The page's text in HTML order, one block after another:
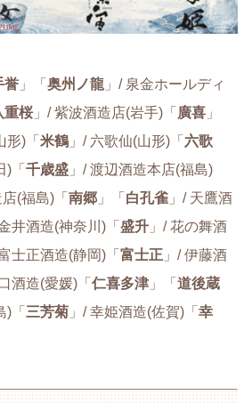
誉 」「 奥州ノ龍 」/ 泉金ホールディ
重桜」/ 紫波酒造店(岩手)「 廣喜 」
形)「 米鶴 」/ 六歌仙(山形)「 六歌
)「 千歳盛 」/ 渡辺酒造本店(福島)
(福島)「 南郷 」「 白孔雀 」/ 天鷹酒
井酒造(神奈川)「 盛升 」/ 花の舞酒
士正酒造(静岡)「 富士正 」/ 伊藤酒
酒造(愛媛)「 仁喜多津 」「 道後蔵
)「 三芳菊 」/ 幸姫酒造(佐賀)「 幸